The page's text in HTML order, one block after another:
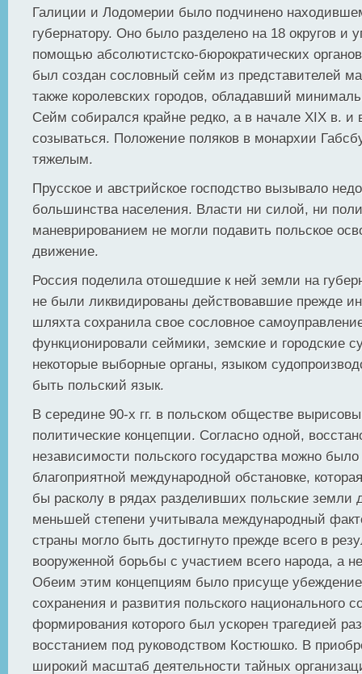
Галиции и Лодомерии было подчинено
губернатору. Оно было разделено на 18 округов и
помощью абсолютистско-бюрократических
был создан сословный сейм из представителей
также королевских городов, обладавший
Сейм собирался крайне редко, а в начале XIX в. и
созываться. Положение поляков в монархии
тяжелым.
Прусское и австрийское господство вызывало
большинства населения. Власти ни силой, ни
маневрированием не могли подавить польское
движение.
Россия поделила отошедшие к ней земли на
не были ликвидированы действовавшие прежде
шляхта сохранила свое сословное
функционировали сеймики, земские и городские
некоторые выборные органы, языком
быть польский язык.
В середине 90-х гг. в польском обществе
политические концепции. Согласно одной,
независимости польского государства можно
благоприятной международной обстановке,
бы расколу в рядах разделивших польские земли
меньшей степени учитывала международный
страны могло быть достигнуто прежде всего в
вооруженной борьбы с участием всего народа, а
Обеим этим концепциям было присуще
сохранения и развития польского национального
формирования которого был ускорен трагедией
восстанием под руководством Костюшко. В
широкий масштаб деятельности тайных